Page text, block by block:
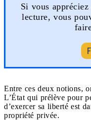
Si vous
lecture, vous
Entre ces deux notions,
L’État qui prélève pour
d’exercer sa liberté est
propriété privée.